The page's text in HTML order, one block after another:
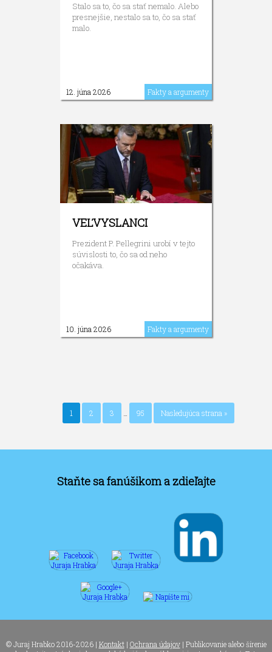
Stalo sa to, čo sa stať nemalo. Alebo
presnejšie, nestalo sa to, čo sa stať
malo.
12. júna 2026 Fakty a argumenty
VEĽVYSLANCI
Prezident P. Pellegrini urobí v tejto
súvislosti to, čo sa od neho
očakáva.
10. júna 2026 Fakty a argumenty
1 2 3 95 Nasledujúca strana »
Staňte sa fanúšikom a zdieľajte
© Juraj Hrabko 2016-2026 | Kontakt| Ochrana údajov| Publikovanie alebo šírenie